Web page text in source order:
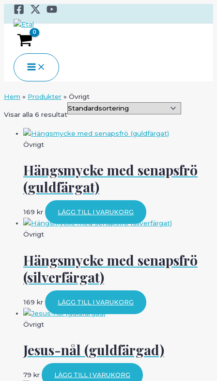
Hoppa
MAIN
MENU
Hem Produkter Övrigt
Visar alla 6 resultat
Övrigt
Hängsmycke med senapsfrö
(guldfärgat)
169 kr LÄGG TILL I VARUKORG
Övrigt
Hängsmycke med senapsfrö
(silverfärgat)
169 kr LÄGG TILL I VARUKORG
Övrigt
Jesus-nål (guldfärgad)
79 kr LÄGG TILL I VARUKORG